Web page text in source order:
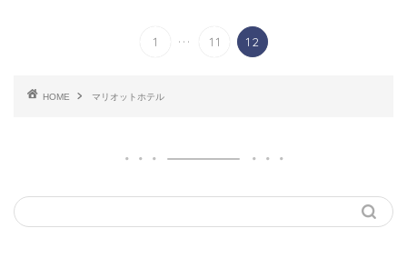
1 ... 11 12
HOME マリオットホテル